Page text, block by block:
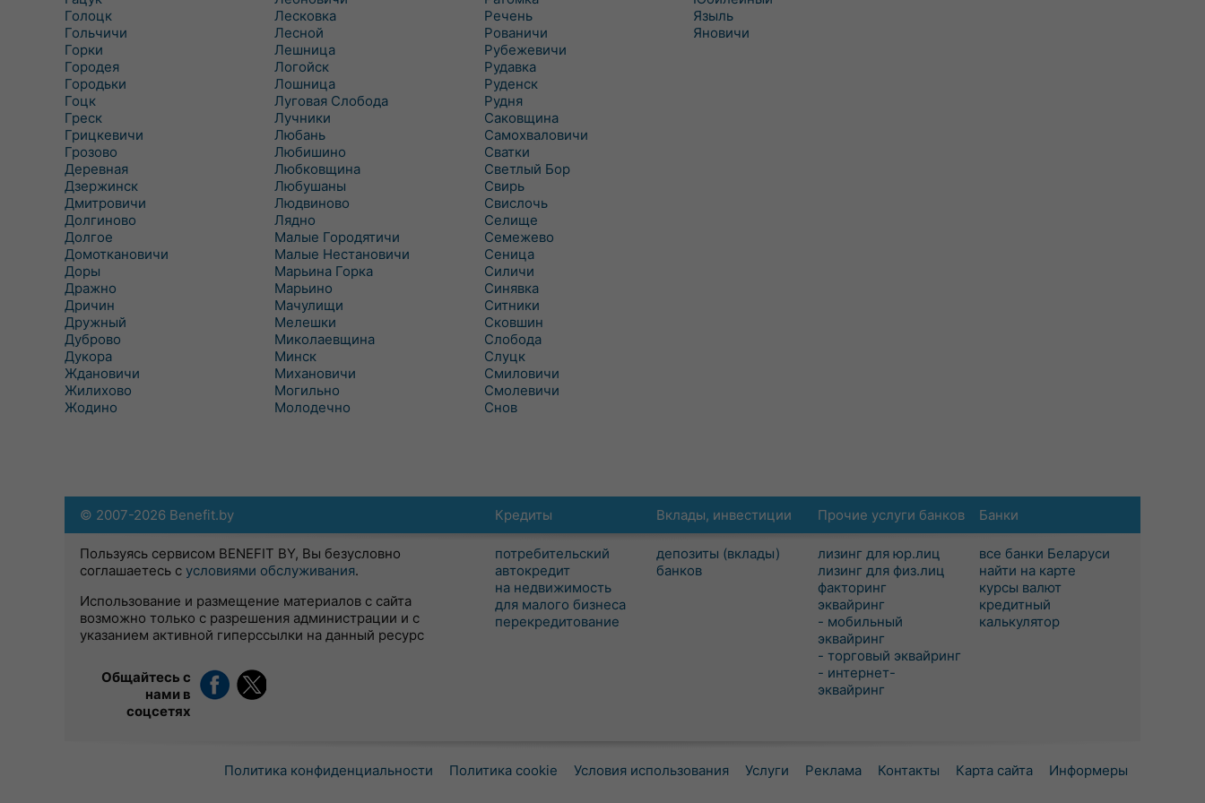
Голоцк
Гольчичи
Горки
Городея
Городьки
Гоцк
Греск
Грицкевичи
Грозово
Деревная
Дзержинск
Дмитровичи
Долгиново
Долгое
Домоткановичи
Доры
Дражно
Дричин
Дружный
Дуброво
Дукора
Ждановичи
Жилихово
Жодино
Лесковка
Лесной
Лешница
Логойск
Лошница
Луговая Слобода
Лучники
Любань
Любишино
Любковщина
Любушаны
Людвиново
Лядно
Малые Городятичи
Малые Нестановичи
Марьина Горка
Марьино
Мачулищи
Мелешки
Миколаевщина
Минск
Михановичи
Могильно
Молодечно
Речень
Рованичи
Рубежевичи
Рудавка
Руденск
Рудня
Саковщина
Самохваловичи
Сватки
Светлый Бор
Свирь
Свислочь
Селище
Семежево
Сеница
Силичи
Синявка
Ситники
Сковшин
Слобода
Слуцк
Смиловичи
Смолевичи
Снов
Языль
Яновичи
Кредиты
потребительский
автокредит
на недвижимость
для малого бизнеса
перекредитование
Вклады, инвестиции
депозиты (вклады)
банков
Прочие услуги банков
лизинг для юр.лиц
лизинг для физ.лиц
факторинг
эквайринг
- мобильный
эквайринг
- торговый эквайринг
- интернет-
эквайринг
Банки
все банки Беларуси
найти на карте
курсы валют
кредитный
калькулятор
© 2007-2026 Benefit.by
Пользуясь сервисом BENEFIT BY, Вы безусловно
соглашаетесь с условиями обслуживания.
Использование и размещение материалов с сайта
возможно только с разрешения администрации и с
указанием активной гиперссылки на данный ресурс
Общайтесь с
нами в
соцсетях
Политика конфиденциальности Политика cookie Условия использования Услуги Реклама Контакты Карта сайта Информеры